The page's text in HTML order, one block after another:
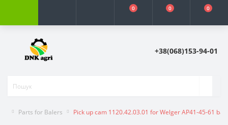
0 0 0
+38(068)153-94-01
Parts for Balers Pick up cam 1120.42.03.01 for Welger AP41-45-61